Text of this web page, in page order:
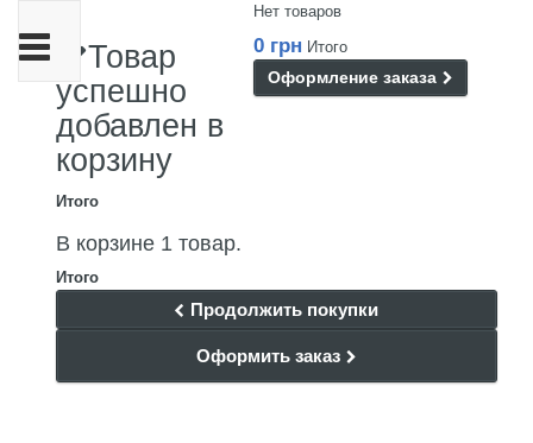
Нет товаров
0 грн Итого
Оформление заказа
Товар
успешно
добавлен в
корзину
Итого
В корзине 1 товар.
Итого
Продолжить покупки
Оформить заказ
Переключить
навигации